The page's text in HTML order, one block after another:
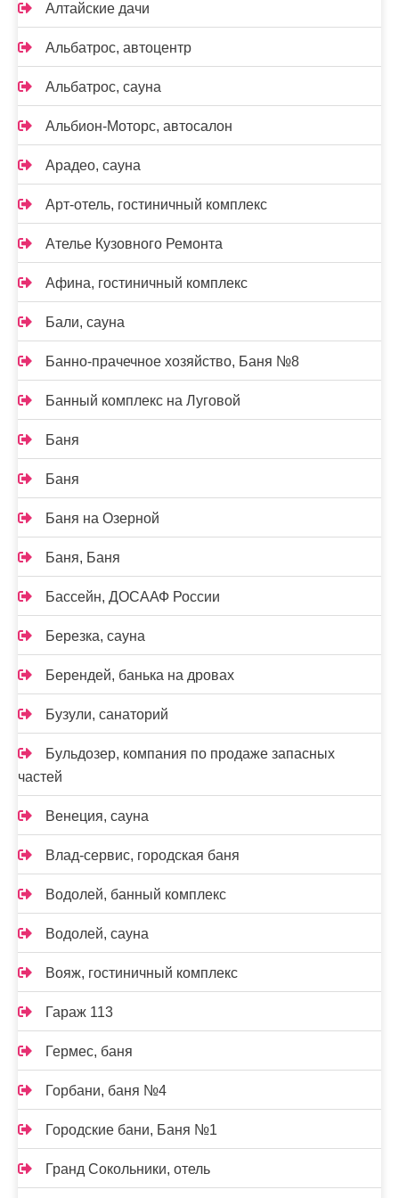
Алтайские дачи
Альбатрос, автоцентр
Альбатрос, сауна
Альбион-Моторс, автосалон
Арадео, сауна
Арт-отель, гостиничный комплекс
Ателье Кузовного Ремонта
Афина, гостиничный комплекс
Бали, сауна
Банно-прачечное хозяйство, Баня №8
Банный комплекс на Луговой
Баня
Баня
Баня на Озерной
Баня, Баня
Бассейн, ДОСААФ России
Березка, сауна
Берендей, банька на дровах
Бузули, санаторий
Бульдозер, компания по продаже запасных
частей
Венеция, сауна
Влад-сервис, городская баня
Водолей, банный комплекс
Водолей, сауна
Вояж, гостиничный комплекс
Гараж 113
Гермес, баня
Горбани, баня №4
Городские бани, Баня №1
Гранд Сокольники, отель